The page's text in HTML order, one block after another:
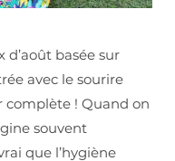
basée sur
avec le sourire
complète ! Quand on
souvent
que l’hygiène